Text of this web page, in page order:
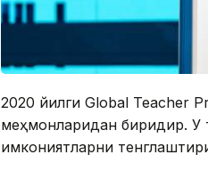
2020 йилги Global Teacher
меҳмонларидан биридир. У
имкониятларни